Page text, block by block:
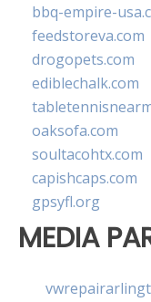
bbq-empire-
feedstoreva.com
drogopets.com
ediblechalk.com
oaksofa.com
soultacohtx.com
capishcaps.com
gpsyfl.org
MEDIA